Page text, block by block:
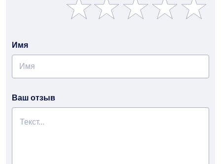
Имя
Ваш отзыв